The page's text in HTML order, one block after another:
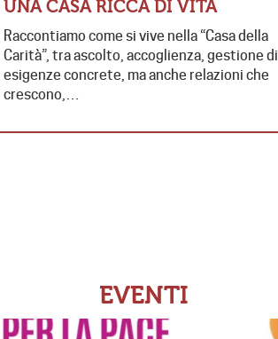
UNA CASA RICCA DI VITA
Raccontiamo come si vive nella “Casa della
Carità”, tra ascolto, accoglienza, gestione di
esigenze concrete, ma anche relazioni che
crescono,…
EVENTI